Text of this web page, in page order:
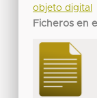
objeto digital
Ficheros en